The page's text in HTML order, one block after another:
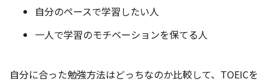
自分のペースで学習したい人
一人で学習のモチベーションを保てる人
自分に合った勉強方法はどっちなのか比較して、TOEICを